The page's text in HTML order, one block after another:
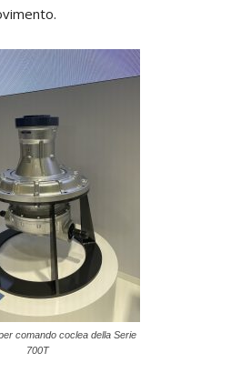
comando coclea della Serie
700T